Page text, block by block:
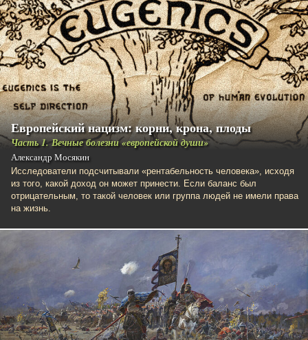
Европейский нацизм: корни, крона, плоды
Часть 1. Вечные болезни «европейской души»
Александр Мосякин
Исследователи подсчитывали «рентабельность человека», исходя
из того, какой доход он может принести. Если баланс был
отрицательным, то такой человек или группа людей не имели права
на жизнь.